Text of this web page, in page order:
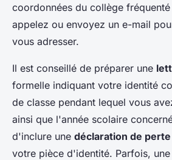
coordonnées du collège
appelez ou envoyez un e-mail
vous adresser.
Il est conseillé de préparer une
formelle indiquant votre identité
de classe pendant lequel vous
ainsi que l'année scolaire
d'inclure une déclaration de perte
votre pièce d'identité. Parfois,